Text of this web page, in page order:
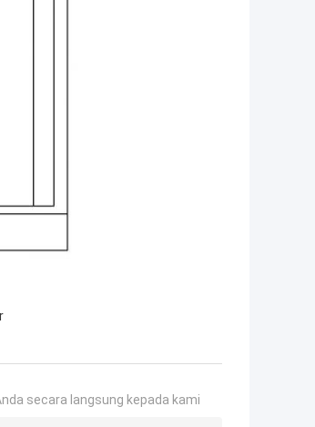
secara langsung kepada kami